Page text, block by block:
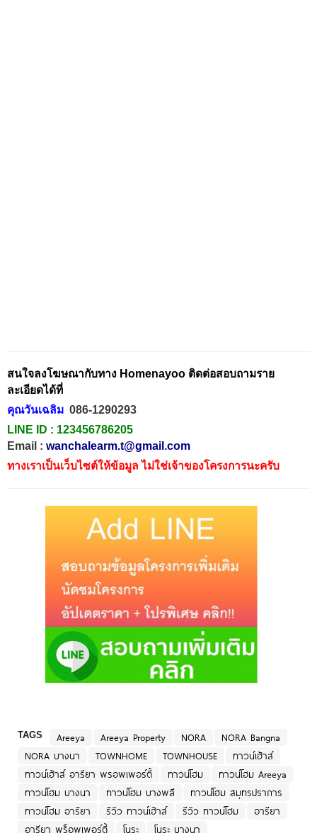
สนใจลงโฆษณากับทาง Homenayoo ติดต่อสอบถามราย
ละเอียดได้ที่
คุณวันเฉลิม 086-1290293
LINE ID : 123456786205
Email : wanchalearm.t@gmail.com
ทางเราเป็นเว็บไซต์ให้ข้อมูล ไม่ใช่เจ้าของโครงการนะครับ
TAGS Areeya Areeya Property NORA
NORA Bangna
NORA บางนา
TOWNHOME TOWNHOUSE
ทาวน์เฮ้าส์
ทาวน์เฮ้าส์ อารียา พรอพเพอร์ตี้
ทาวน์โฮม
ทาวน์โฮม Areeya
ทาวน์โฮม บางนา
ทาวน์โฮม บางพลี
ทาวน์โฮม สมุทรปราการ
ทาวน์โฮม อารียา
รีวิว ทาวน์เฮ้าส์ รีวิว ทาวน์โฮม
อารียา
อารียา พร็อพเพอร์ตี้
โนระ โนระ บางนา